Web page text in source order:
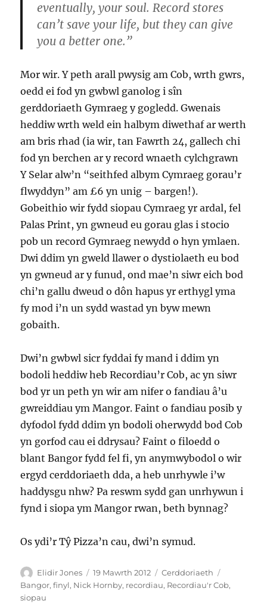
eventually, your soul. Record stores
can’t save your life, but they can give
you a better one.”
Mor wir. Y peth arall pwysig am Cob, wrth gwrs,
oedd ei fod yn gwbwl ganolog i sîn
gerddoriaeth Gymraeg y gogledd. Gwenais
heddiw wrth weld ein halbym diwethaf ar werth
am bris rhad (ia wir, tan Fawrth 24, gallech chi
fod yn berchen ar y record wnaeth cylchgrawn
Y Selar alw’n “seithfed albym Cymraeg gorau’r
flwyddyn” am £6 yn unig – bargen!).
Gobeithio wir fydd siopau Cymraeg yr ardal, fel
Palas Print, yn gwneud eu gorau glas i stocio
pob un record Gymraeg newydd o hyn ymlaen.
Dwi ddim yn gweld llawer o dystiolaeth eu bod
yn gwneud ar y funud, ond mae’n siwr eich bod
chi’n gallu dweud o dôn hapus yr erthygl yma
fy mod i’n un sydd wastad yn byw mewn
gobaith.
Dwi’n gwbwl sicr fyddai fy mand i ddim yn
bodoli heddiw heb Recordiau’r Cob, ac yn siwr
bod yr un peth yn wir am nifer o fandiau â’u
gwreiddiau ym Mangor. Faint o fandiau posib y
dyfodol fydd ddim yn bodoli oherwydd bod Cob
yn gorfod cau ei ddrysau? Faint o filoedd o
blant Bangor fydd fel fi, yn anymwybodol o wir
ergyd cerddoriaeth dda, a heb unrhywle i’w
haddysgu nhw? Pa reswm sydd gan unrhywun i
fynd i siopa ym Mangor rwan, beth bynnag?
Os ydi’r Tŷ Pizza’n cau, dwi’n symud.
Awdur
Elidir Jones
Cofnodwyd
ar
19 Mawrth 2012 Categorïau
Cerddoriaeth
Bangor,finyl, Nick Hornby, recordiau, Recordiau'r Cob,
siopau